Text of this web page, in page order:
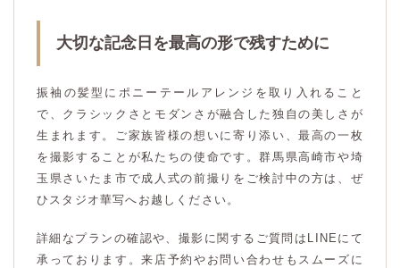
大切な記念日を最高の形で残すために
振袖の髪型にポニーテールアレンジを取り入れること
で、クラシックさとモダンさが融合した独自の美しさが
生まれます。ご家族皆様の想いに寄り添い、最高の一枚
を撮影することが私たちの使命です。群馬県高崎市や埼
玉県さいたま市で成人式の前撮りをご検討中の方は、ぜ
ひスタジオ華写へお越しください。
詳細なプランの確認や、撮影に関するご質問はLINEにて
承っております。来店予約やお問い合わせもスムーズに